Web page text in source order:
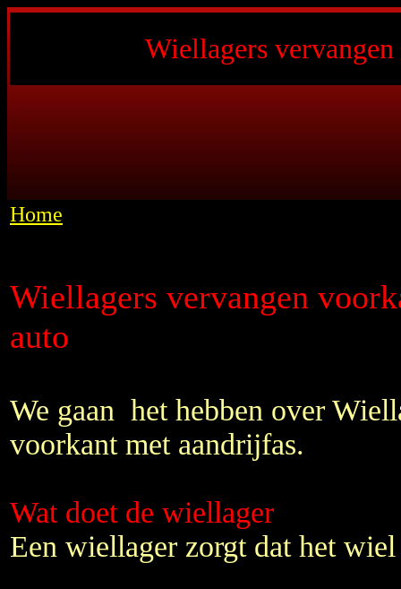
Wiellagers
Home
Wiellagers vervangen
auto
We gaan het hebben over
voorkant met aandrijfas.
Wat doet de wiellager
Een wiellager zorgt dat het